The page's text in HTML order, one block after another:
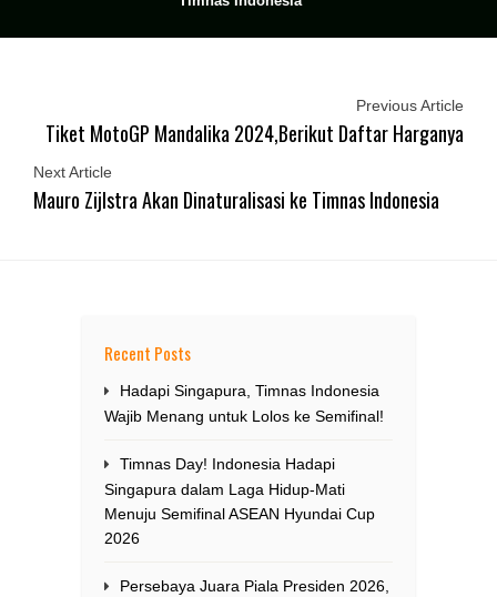
Previous Article
Tiket MotoGP Mandalika 2024,Berikut Daftar Harganya
Next Article
Mauro Zijlstra Akan Dinaturalisasi ke Timnas Indonesia
Recent Posts
Hadapi Singapura, Timnas Indonesia
Wajib Menang untuk Lolos ke Semifinal!
Timnas Day! Indonesia Hadapi
Singapura dalam Laga Hidup-Mati
Menuju Semifinal ASEAN Hyundai Cup
2026
Persebaya Juara Piala Presiden 2026,